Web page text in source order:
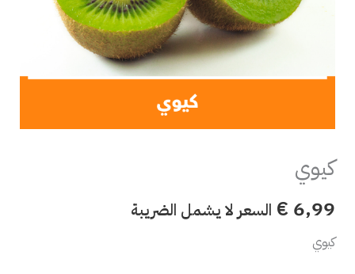
كيوي
€ 6,99 السعر لا يشمل الضريبة
كيوي